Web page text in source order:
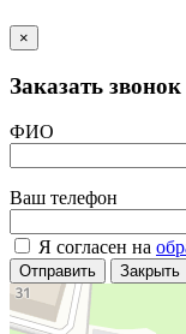
×
Заказать звонок
ФИО
Ваш телефон
Я согласен на
Отправить Закрыть